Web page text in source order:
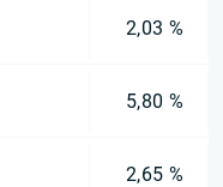
2,03 %
5,80 %
2,65 %